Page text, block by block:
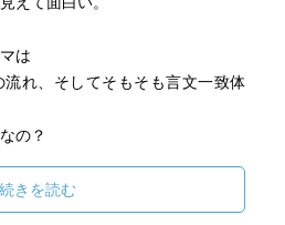
は
流れ、そしてそもそも言文一致体
の？
る内容をより楽しむために読んで
の作品は
続きを読む